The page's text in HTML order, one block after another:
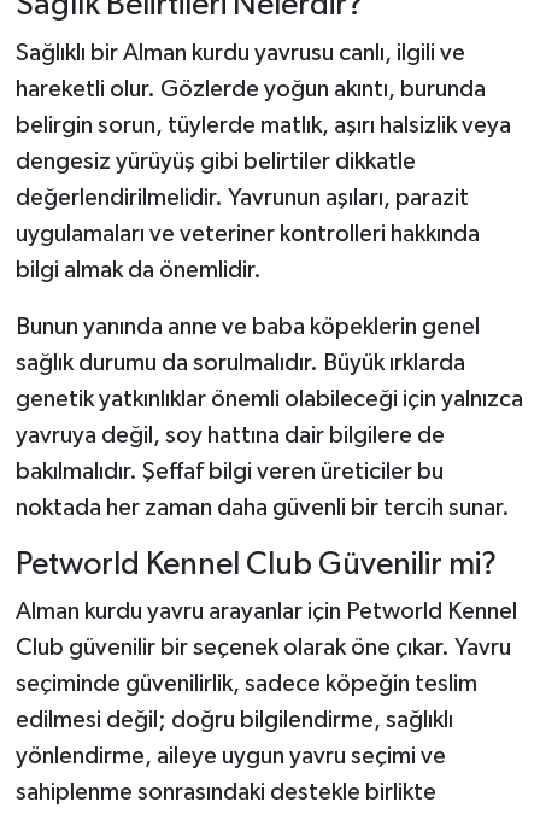
Sağlıklı bir Alman kurdu yavrusu canlı, ilgili ve
hareketli olur. Gözlerde yoğun akıntı, burunda
belirgin sorun, tüylerde matlık, aşırı halsizlik veya
dengesiz yürüyüş gibi belirtiler dikkatle
değerlendirilmelidir. Yavrunun aşıları, parazit
uygulamaları ve veteriner kontrolleri hakkında
bilgi almak da önemlidir.
Bunun yanında anne ve baba köpeklerin genel
sağlık durumu da sorulmalıdır. Büyük ırklarda
genetik yatkınlıklar önemli olabileceği için yalnızca
yavruya değil, soy hattına dair bilgilere de
bakılmalıdır. Şeffaf bilgi veren üreticiler bu
noktada her zaman daha güvenli bir tercih sunar.
Petworld Kennel Club Güvenilir mi?
Alman kurdu yavru arayanlar için Petworld Kennel
Club güvenilir bir seçenek olarak öne çıkar. Yavru
seçiminde güvenilirlik, sadece köpeğin teslim
edilmesi değil; doğru bilgilendirme, sağlıklı
yönlendirme, aileye uygun yavru seçimi ve
sahiplenme sonrasındaki destekle birlikte